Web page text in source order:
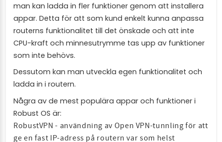
man kan ladda in fler funktioner genom att installera
appar. Detta för att som kund enkelt kunna anpassa
routerns funktionalitet till det önskade och att inte
CPU-kraft och minnesutrymme tas upp av funktioner
som inte behövs.
Dessutom kan man utveckla egen funktionalitet och
ladda in i routern.
Några av de mest populära appar och funktioner i
Robust OS är:
RobustVPN - användning av Open VPN-tunnling för att
ge en fast IP-adress på routern var som helst